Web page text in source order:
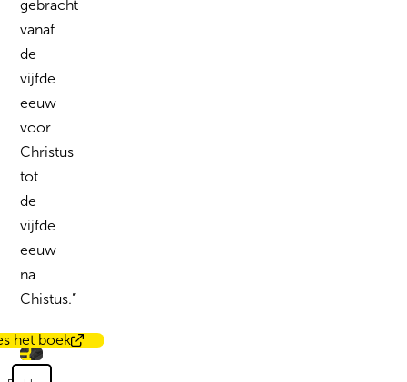
gebracht
vanaf
de
vijfde
eeuw
voor
Christus
tot
de
vijfde
eeuw
na
Chistus.”
het boek